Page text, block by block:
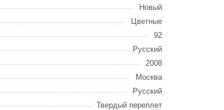
Новый
Цветные
92
Русский
2008
Москва
Русский
Твердый переплет